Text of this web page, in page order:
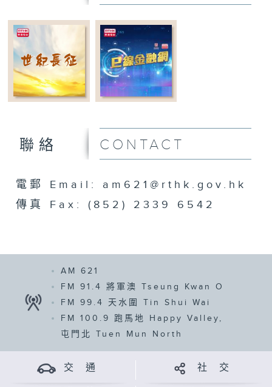
聯絡 CONTACT
電郵 Email: am621@rthk.gov.hk
傳真 Fax: (852) 2339 6542
AM 621
FM 91.4
將軍澳 Tseung Kwan O
FM 99.4
天水圍 Tin Shui Wai
FM 100.9
跑馬地 Happy Valley,
屯門北 Tuen Mun North
交 通 社 交